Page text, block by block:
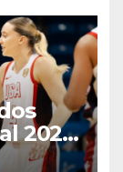
2026